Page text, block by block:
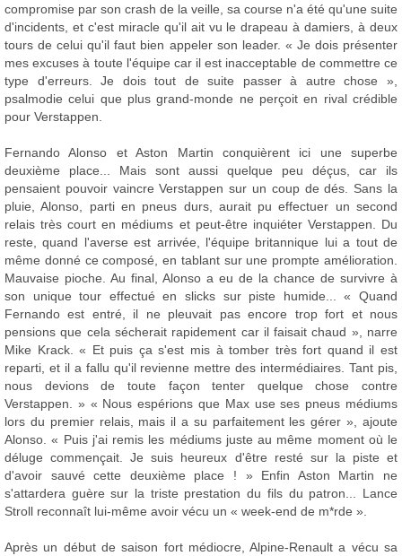
compromise par son crash de la veille, sa course n'a été qu'une suite
d'incidents, et c'est miracle qu'il ait vu le drapeau à damiers, à deux
tours de celui qu'il faut bien appeler son leader. « Je dois présenter
mes excuses à toute l'équipe car il est inacceptable de commettre ce
type d'erreurs. Je dois tout de suite passer à autre chose »,
psalmodie celui que plus grand-monde ne perçoit en rival crédible
pour Verstappen.
Fernando Alonso et Aston Martin conquièrent ici une superbe
deuxième place... Mais sont aussi quelque peu déçus, car ils
pensaient pouvoir vaincre Verstappen sur un coup de dés. Sans la
pluie, Alonso, parti en pneus durs, aurait pu effectuer un second
relais très court en médiums et peut-être inquiéter Verstappen. Du
reste, quand l'averse est arrivée, l'équipe britannique lui a tout de
même donné ce composé, en tablant sur une prompte amélioration.
Mauvaise pioche. Au final, Alonso a eu de la chance de survivre à
son unique tour effectué en slicks sur piste humide... « Quand
Fernando est entré, il ne pleuvait pas encore trop fort et nous
pensions que cela sécherait rapidement car il faisait chaud », narre
Mike Krack. « Et puis ça s'est mis à tomber très fort quand il est
reparti, et il a fallu qu'il revienne mettre des intermédiaires. Tant pis,
nous devions de toute façon tenter quelque chose contre
Verstappen. » « Nous espérions que Max use ses pneus médiums
lors du premier relais, mais il a su parfaitement les gérer », ajoute
Alonso. « Puis j'ai remis les médiums juste au même moment où le
déluge commençait. Je suis heureux d'être resté sur la piste et
d'avoir sauvé cette deuxième place ! » Enfin Aston Martin ne
s'attardera guère sur la triste prestation du fils du patron... Lance
Stroll reconnaît lui-même avoir vécu un « week-end de m*rde ».
Après un début de saison fort médiocre, Alpine-Renault a vécu sa